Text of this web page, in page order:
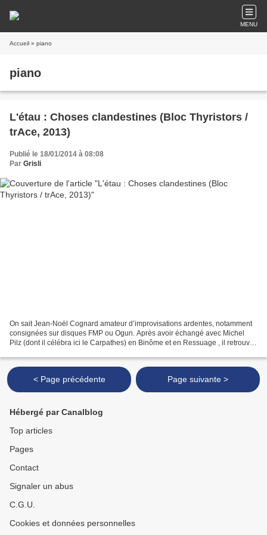
MENU
Accueil » piano
piano
L'étau : Choses clandestines (Bloc Thyristors /
trAce, 2013)
Publié le 18/01/2014 à 08:08
Par Grisli
On sait Jean-Noël Cognard amateur d’improvisations ardentes, notamment
consignées sur disques FMP ou Ogun. Après avoir échangé avec Michel
Pilz (dont il célébra ici le Carpathes) en Binôme et en Ressuage , il retrouvait
< Page précédente Page suivante >
Hébergé par Canalblog
Top articles
Pages
Contact
Signaler un abus
C.G.U.
Cookies et données personnelles